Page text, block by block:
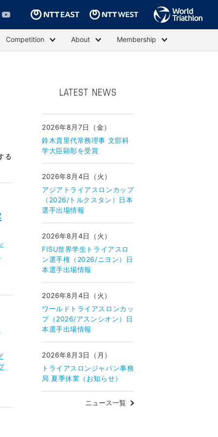
Competition About Membership
る
LATEST NEWS
2026年8月7日（金）
鈴木貴里代常務理事 文部科
学大臣顕彰を受賞
2026年8月4日（火）
アジアトライアスロンカップ
（2026/トルクスタン）日本
選手出場情報
2026年8月4日（火）
FISU世界学生トライアスロ
ン選手権（2026/ニヨン）日
本選手出場情報
2026年8月4日（火）
ワールドトライアスロンカッ
プ（2026/アスンシオン）日
本選手出場情報
2026年8月3日（月）
トライアスロンジャパン事務
局 夏季休業（お知らせ）
ニュース一覧